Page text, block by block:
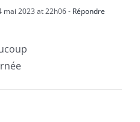
mai 2023 at 22h06- Répondre